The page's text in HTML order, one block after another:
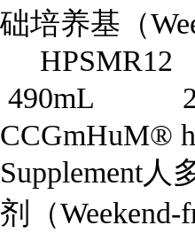
础培养基（
490mL 2
CCGmHuM®
Supplement人
剂（